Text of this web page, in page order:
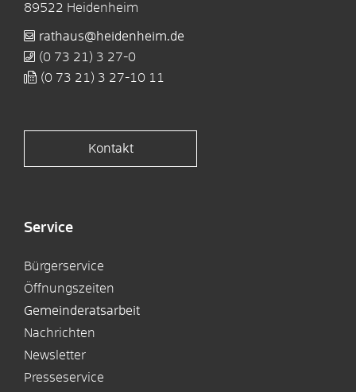
89522 Heidenheim
rathaus@heidenheim.de
(0 73 21) 3 27-0
(0 73 21) 3 27-10 11
Kontakt
Service
Bürgerservice
Öffnungszeiten
Gemeinderatsarbeit
Nachrichten
Newsletter
Presseservice